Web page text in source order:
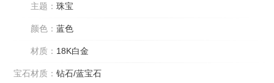
主题： 珠宝
颜色： 蓝色
材质： 18K白金
宝石材质： 钻石/蓝宝石